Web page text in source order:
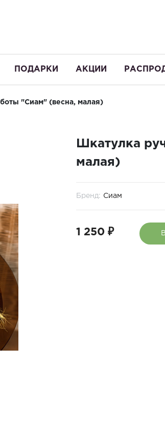
ПОДАРКИ АКЦИИ
"Сиам" (весна, малая)
Шкатулка
малая)
Бренд: Сиам
1 250 ₽